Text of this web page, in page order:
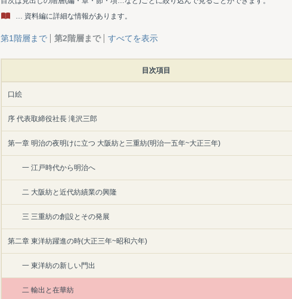
… 資料編に詳細な情報があります。
第1階層まで 第2階層まで すべてを表示
目次項目
口絵
序 代表取締役社長 滝沢三郎
第一章 明治の夜明けに立つ 大阪紡と三重紡(明治一五年~大正三年)
一 江戸時代から明治へ
二 大阪紡と近代紡績業の興隆
三 三重紡の創設とその発展
第二章 東洋紡躍進の時(大正三年~昭和六年)
一 東洋紡の新しい門出
二 輸出と在華紡